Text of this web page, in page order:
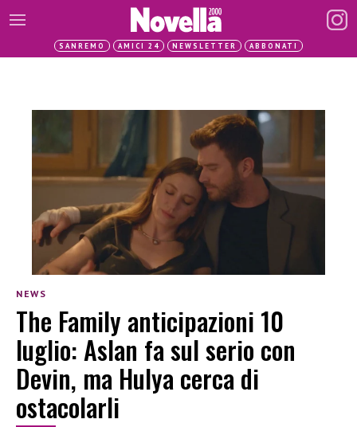
SANREMO AMICI 24 NEWSLETTER ABBONATI
NEWS
The Family anticipazioni 10
luglio: Aslan fa sul serio con
Devin, ma Hulya cerca di
ostacolarli